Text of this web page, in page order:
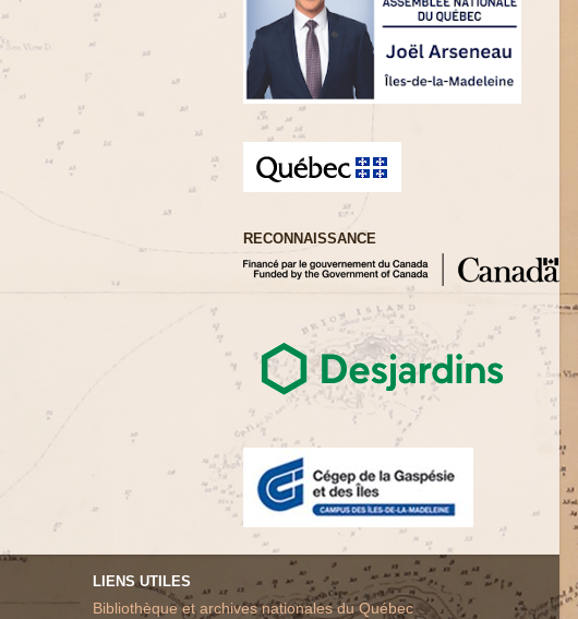
RECONNAISSANCE
LIENS UTILES
Bibliothèque et archives nationales du Québec